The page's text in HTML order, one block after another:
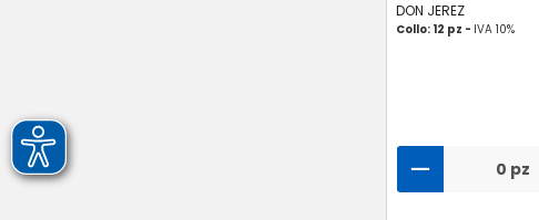
DON JEREZ
Collo: 12 pz - IVA 10%
0 pz